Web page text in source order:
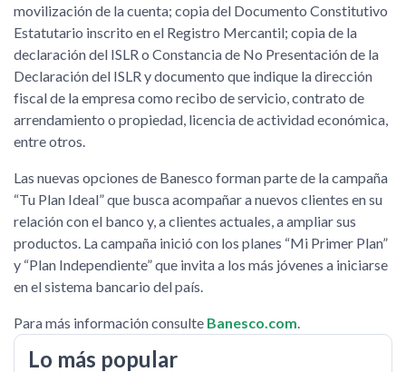
movilización de la cuenta; copia del Documento Constitutivo
Estatutario inscrito en el Registro Mercantil; copia de la
declaración del ISLR o Constancia de No Presentación de la
Declaración del ISLR y documento que indique la dirección
fiscal de la empresa como recibo de servicio, contrato de
arrendamiento o propiedad, licencia de actividad económica,
entre otros.
Las nuevas opciones de Banesco forman parte de la campaña
“Tu Plan Ideal” que busca acompañar a nuevos clientes en su
relación con el banco y, a clientes actuales, a ampliar sus
productos. La campaña inició con los planes “Mi Primer Plan”
y “Plan Independiente” que invita a los más jóvenes a iniciarse
en el sistema bancario del país.
Para más información consulte Banesco.com
Lo más popular